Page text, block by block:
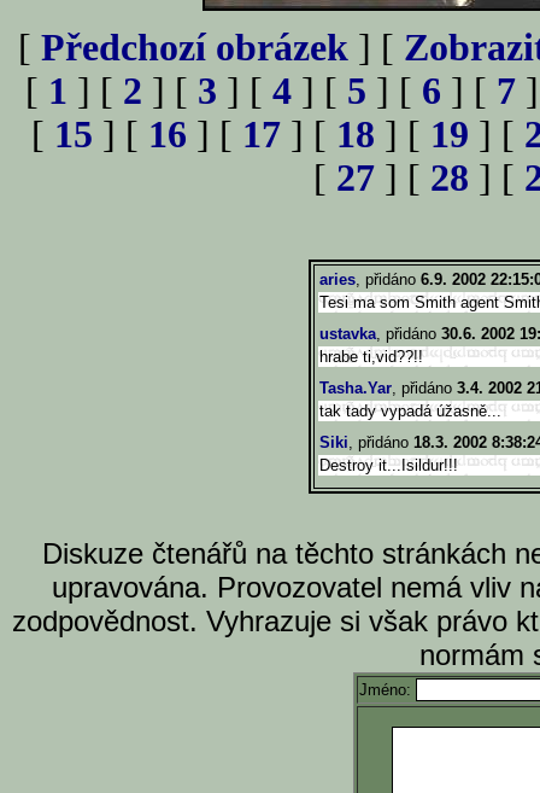
[ Předchozí obrázek ] [
[ 1 ] [ 2 ] [ 3 ] [ 4 ] [ 5 ] [ 6 ] [ 7
[ 15 ] [ 16 ] [ 17 ] [ 18 ] [ 19 ] [
[ 27 ] [ 28 ] [
aries, přidáno 6.9. 2002
Tesi ma som Smith agent
ustavka, přidáno 30.6. 2002
hrabe ti,vid??!!
Tasha.Yar, přidáno 3.4. 2002
tak tady vypadá úžasně...
Siki, přidáno 18.3. 2002
Destroy it...Isildur!!!
Diskuze čtenářů na těchto stránkách
upravována. Provozovatel nemá vliv
zodpovědnost. Vyhrazuje si však právo
normám
Jméno: